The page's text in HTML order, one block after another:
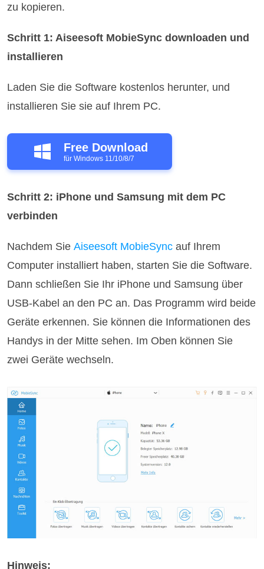
zu kopieren.
Schritt 1: Aiseesoft MobieSync downloaden und
installieren
Laden Sie die Software kostenlos herunter, und
installieren Sie sie auf Ihrem PC.
Free Download
für Windows 11/10/8/7
Schritt 2: iPhone und Samsung mit dem PC
verbinden
Nachdem SieAiseesoft MobieSync auf Ihrem
Computer installiert haben, starten Sie die Software.
Dann schließen Sie Ihr iPhone und Samsung über
USB-Kabel an den PC an. Das Programm wird beide
Geräte erkennen. Sie können die Informationen des
Handys in der Mitte sehen. Im Oben können Sie
zwei Geräte wechseln.
Hinweis: